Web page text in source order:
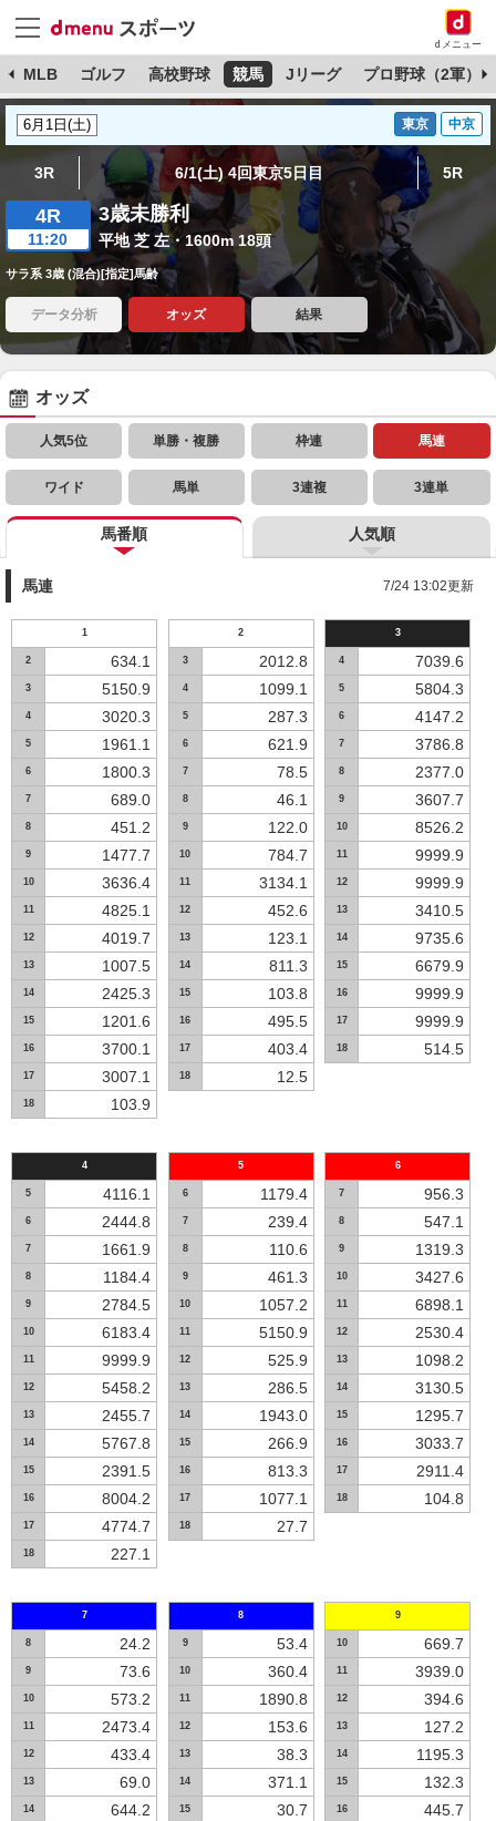
dメニュー
MLB ゴルフ 高校野球 競馬 Jリーグ プロ野球（2軍）
東京 中京
3R 6/1(土) 4回東京5日目 5R
4R
11:20
3歳未勝利
平地 芝 左・1600m 18頭
サラ系 3歳 (混合)[指定]馬齢
データ分析 オッズ 結果
オッズ
人気5位 単勝・複勝 枠連 馬連
ワイド 馬単 3連複 3連単
馬番順 人気順
馬連 7/24 13:02更新
1
2 634.1
3 5150.9
4 3020.3
5 1961.1
6 1800.3
7 689.0
8 451.2
9 1477.7
10 3636.4
11 4825.1
12 4019.7
13 1007.5
14 2425.3
15 1201.6
16 3700.1
17 3007.1
18 103.9
2
3 2012.8
4 1099.1
5 287.3
6 621.9
7 78.5
8 46.1
9 122.0
10 784.7
11 3134.1
12 452.6
13 123.1
14 811.3
15 103.8
16 495.5
17 403.4
18 12.5
3
4 7039.6
5 5804.3
6 4147.2
7 3786.8
8 2377.0
9 3607.7
10 8526.2
11 9999.9
12 9999.9
13 3410.5
14 9735.6
15 6679.9
16 9999.9
17 9999.9
18 514.5
4
5 4116.1
6 2444.8
7 1661.9
8 1184.4
9 2784.5
10 6183.4
11 9999.9
12 5458.2
13 2455.7
14 5767.8
15 2391.5
16 8004.2
17 4774.7
18 227.1
5
6 1179.4
7 239.4
8 110.6
9 461.3
10 1057.2
11 5150.9
12 525.9
13 286.5
14 1943.0
15 266.9
16 813.3
17 1077.1
18 27.7
6
7 956.3
8 547.1
9 1319.3
10 3427.6
11 6898.1
12 2530.4
13 1098.2
14 3130.5
15 1295.7
16 3033.7
17 2911.4
18 104.8
7
8 24.2
9 73.6
10 573.2
11 2473.4
12 433.4
13 69.0
14 644.2
8
9 53.4
10 360.4
11 1890.8
12 153.6
13 38.3
14 371.1
15 30.7
9
10 669.7
11 3939.0
12 394.6
13 127.2
14 1195.3
15 132.3
16 445.7